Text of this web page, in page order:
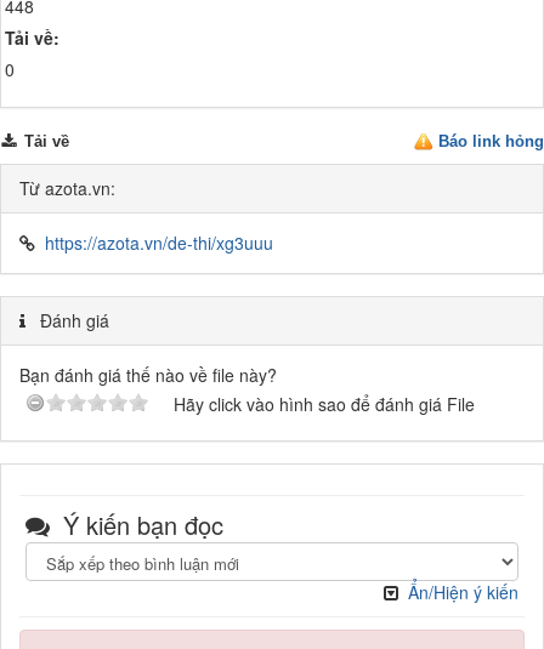
448
Tải về:
0
Báo link hỏng
Tải về
Từ azota.vn:
https://azota.vn/de-thi/xg3uuu
Đánh giá
Bạn đánh giá thế nào về file này?
Hãy click vào hình sao để đánh giá File
Ý kiến bạn đọc
Ẩn/Hiện ý kiến